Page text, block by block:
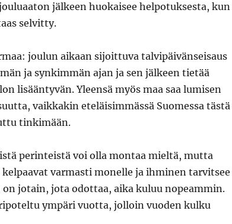
jälkeen huokaisee helpotuksesta, kun
selvitty.
joulun aikaan sijoittuva talvipäivänseisaus
ja synkimmän ajan ja sen jälkeen tietää
lisääntyvän. Yleensä myös maa saa lumisen
vaikkakin eteläisimmässä Suomessa tästä
tinkimään.
perinteistä voi olla montaa mieltä, mutta
varmasti monelle ja ihminen tarvitsee
jotain, jota odottaa, aika kuluu nopeammin.
ympäri vuotta, jolloin vuoden kulku